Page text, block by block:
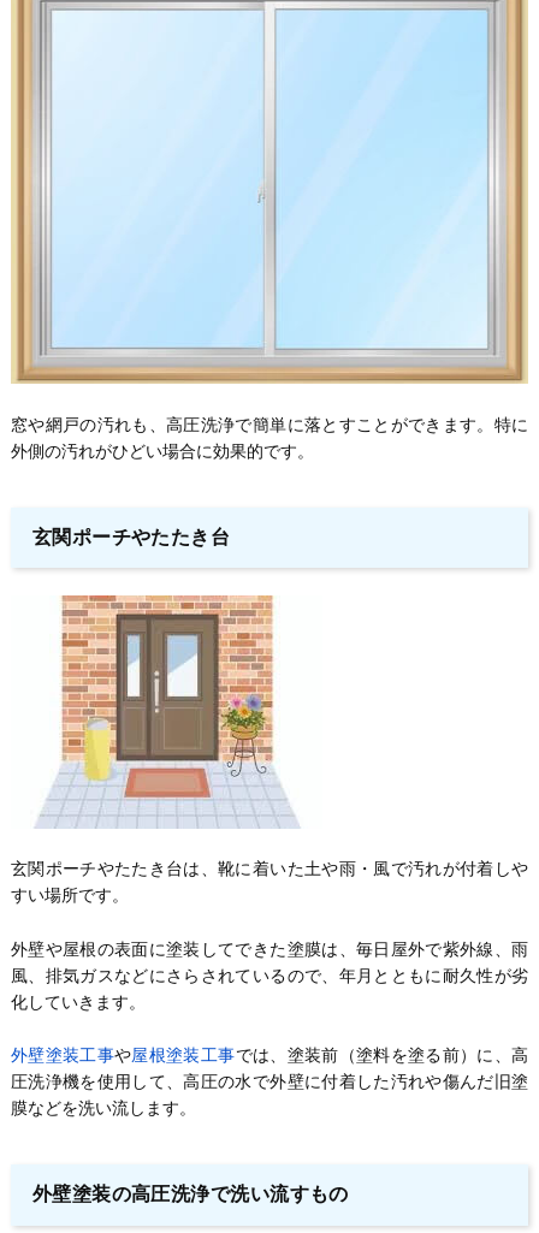
窓や網戸の汚れも、高圧洗浄で簡単に落とすことができます。特に
外側の汚れがひどい場合に効果的です。
玄関ポーチやたたき台
玄関ポーチやたたき台は、靴に着いた土や雨・風で汚れが付着しや
すい場所です。
外壁や屋根の表面に塗装してできた塗膜は、毎日屋外で紫外線、雨
風、排気ガスなどにさらされているので、年月とともに耐久性が劣
化していきます。
外壁塗装工事や屋根塗装工事では、塗装前（塗料を塗る前）に、高
圧洗浄機を使用して、高圧の水で外壁に付着した汚れや傷んだ旧塗
膜などを洗い流します。
外壁塗装の高圧洗浄で洗い流すもの